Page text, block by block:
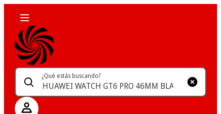
¿Qué estás buscando?